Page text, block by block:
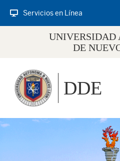
Servicios en Línea
UNIVERSIDAD
DE
DDE